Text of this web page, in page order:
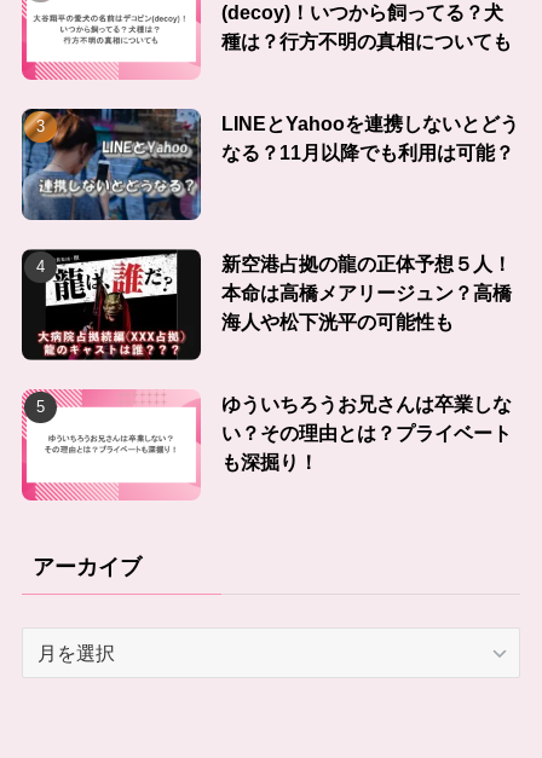
(decoy)！いつから飼ってる？犬
種は？行方不明の真相についても
LINEとYahooを連携しないとどう
なる？11月以降でも利用は可能？
新空港占拠の龍の正体予想５人！
本命は高橋メアリージュン？高橋
海人や松下洸平の可能性も
ゆういちろうお兄さんは卒業しな
い？その理由とは？プライベート
も深掘り！
アーカイブ